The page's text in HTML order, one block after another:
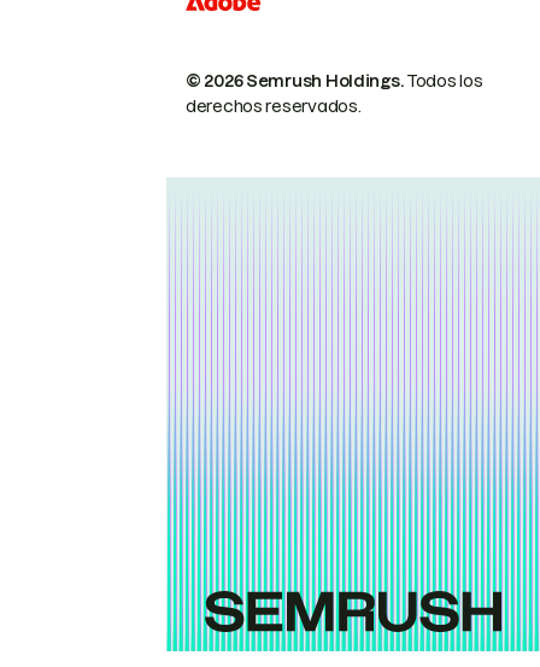
© 2026 Semrush Holdings.Todos los
derechos reservados.